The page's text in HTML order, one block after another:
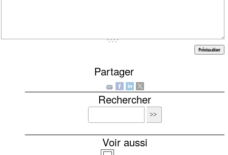
Partager
Rechercher
Voir aussi